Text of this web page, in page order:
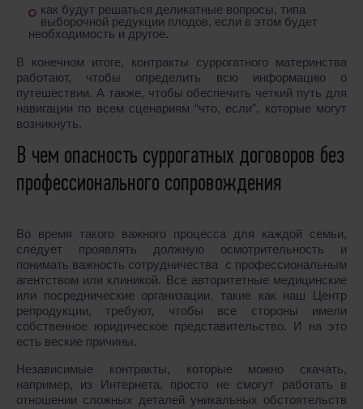
как будут решаться деликатные вопросы, типа
выборочной редукции плодов, если в этом будет
необходимость и другое.
В конечном итоге, контракты суррогатного материнства
работают, чтобы определить всю информацию о
путешествии. А также, чтобы обеспечить четкий путь для
навигации по всем сценариям “что, если”, которые могут
возникнуть.
В чем опасность суррогатных договоров без
профессионального сопровождения
Во время такого важного процесса для каждой семьи,
следует проявлять должную осмотрительность и
понимать важность сотрудничества с профессиональным
агентством или клиникой. Все авторитетные медицинские
или посреднические организации, такие как наш Центр
репродукции, требуют, чтобы все стороны имели
собственное юридическое представительство. И на это
есть веские причины.
Независимые контракты, которые можно скачать,
например, из Интернета, просто не смогут работать в
отношении сложных деталей уникальных обстоятельств